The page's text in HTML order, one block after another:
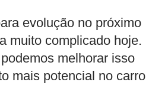
evolução no próximo
muito complicado hoje.
melhorar isso
mais potencial no carro